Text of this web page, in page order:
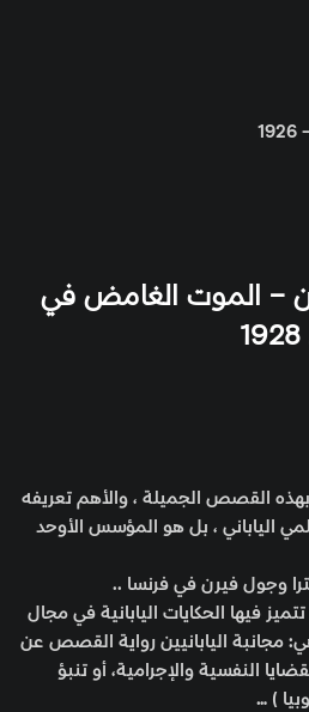
– الموت الغامض في
القصص الجميلة ، والأهم تعريفه
الياباني ، بل هو المؤسس الأوحد
وجول فيرن في فرنسا ..
فيها الحكايات اليابانية في مجال
مجانبة اليابانيين رواية القصص عن
النفسية والإجرامية، أو تنبؤ
) …